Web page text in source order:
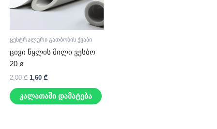
ცენტრალური გათბობის ქვაბი
ცივი წყლის მილი ვესბო
20 ø
2,00₾ 1,60 ₾
კალათაში დამატება